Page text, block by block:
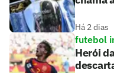
Há 2 dias
futebol
Herói